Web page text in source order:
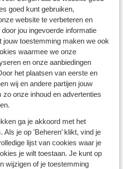
goed kunt gebruiken,
website te verbeteren en
jou ingevoerde informatie
jouw toestemming maken we ook
waarmee we onze
en onze aanbiedingen
het plaatsen van eerste en
wij en andere partijen jouw
zo onze inhoud en advertenties
ga je akkoord met het
Als je op 'Beheren’ klikt, vind je
lijst van cookies waar je
je wilt toestaan. Je kunt op
wijzigen of je toestemming
Bodrum